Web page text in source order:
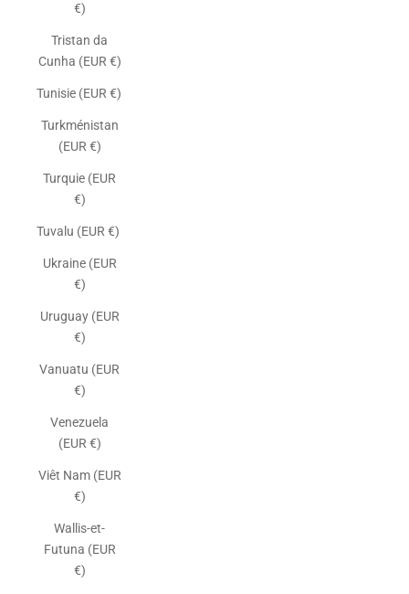
€)
Tristan da
Cunha (EUR €)
Tunisie (EUR €)
Turkménistan
(EUR €)
Turquie (EUR
€)
Tuvalu (EUR €)
Ukraine (EUR
€)
Uruguay (EUR
€)
Vanuatu (EUR
€)
Venezuela
(EUR €)
Viêt Nam (EUR
€)
Wallis-et-
Futuna (EUR
€)